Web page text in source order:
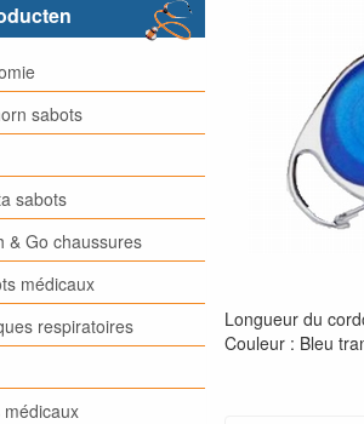
sabots
sabots
& Go chaussures
médicaux
respiratoires
médicaux
Longueur du
Couleur : Bleu